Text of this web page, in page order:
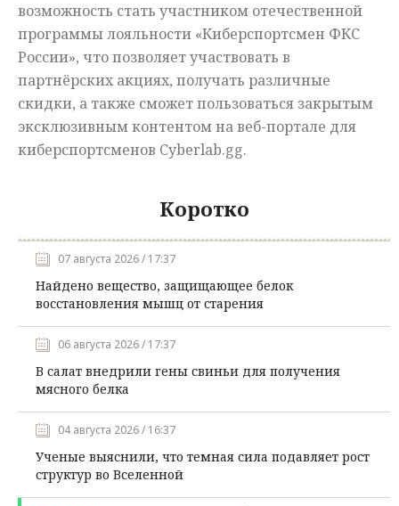
возможность стать участником отечественной
программы лояльности «Киберспортсмен ФКС
России», что позволяет участвовать в
партнёрских акциях, получать различные
скидки, а также сможет пользоваться закрытым
эксклюзивным контентом на веб-портале для
киберспортсменов Cyberlab.gg.
Коротко
07 августа 2026 / 17:37
Найдено вещество, защищающее белок
восстановления мышц от старения
06 августа 2026 / 17:37
В салат внедрили гены свиньи для получения
мясного белка
04 августа 2026 / 16:37
Ученые выяснили, что темная сила подавляет рост
структур во Вселенной